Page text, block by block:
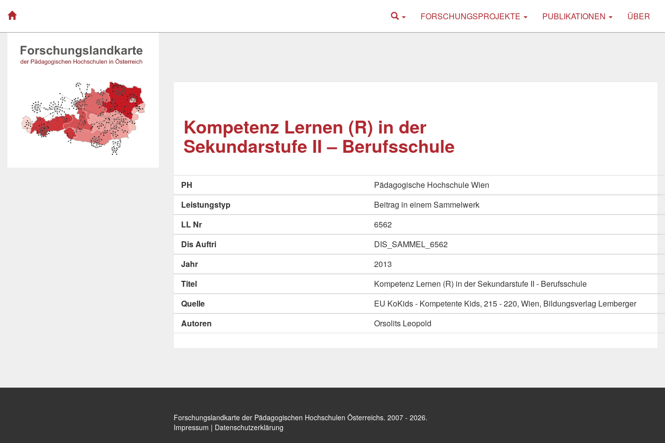
FORSCHUNGSPROJEKTE PUBLIKATIONEN ÜBER
Kompetenz Lernen (R) in der
Sekundarstufe II – Berufsschule
PH
Pädagogische Hochschule Wien
Leistungstyp
Beitrag in einem Sammelwerk
LL Nr
6562
Dis Auftri
DIS_SAMMEL_6562
Jahr
2013
Titel
Kompetenz Lernen (R) in der Sekundarstufe II - Berufsschule
Quelle
EU KoKids - Kompetente Kids, 215 - 220, Wien, Bildungsverlag Lemberger
Autoren
Orsolits Leopold
Forschungslandkarte der Pädagogischen Hochschulen Österreichs. 2007 - 2026.
Impressum | Datenschutzerklärung